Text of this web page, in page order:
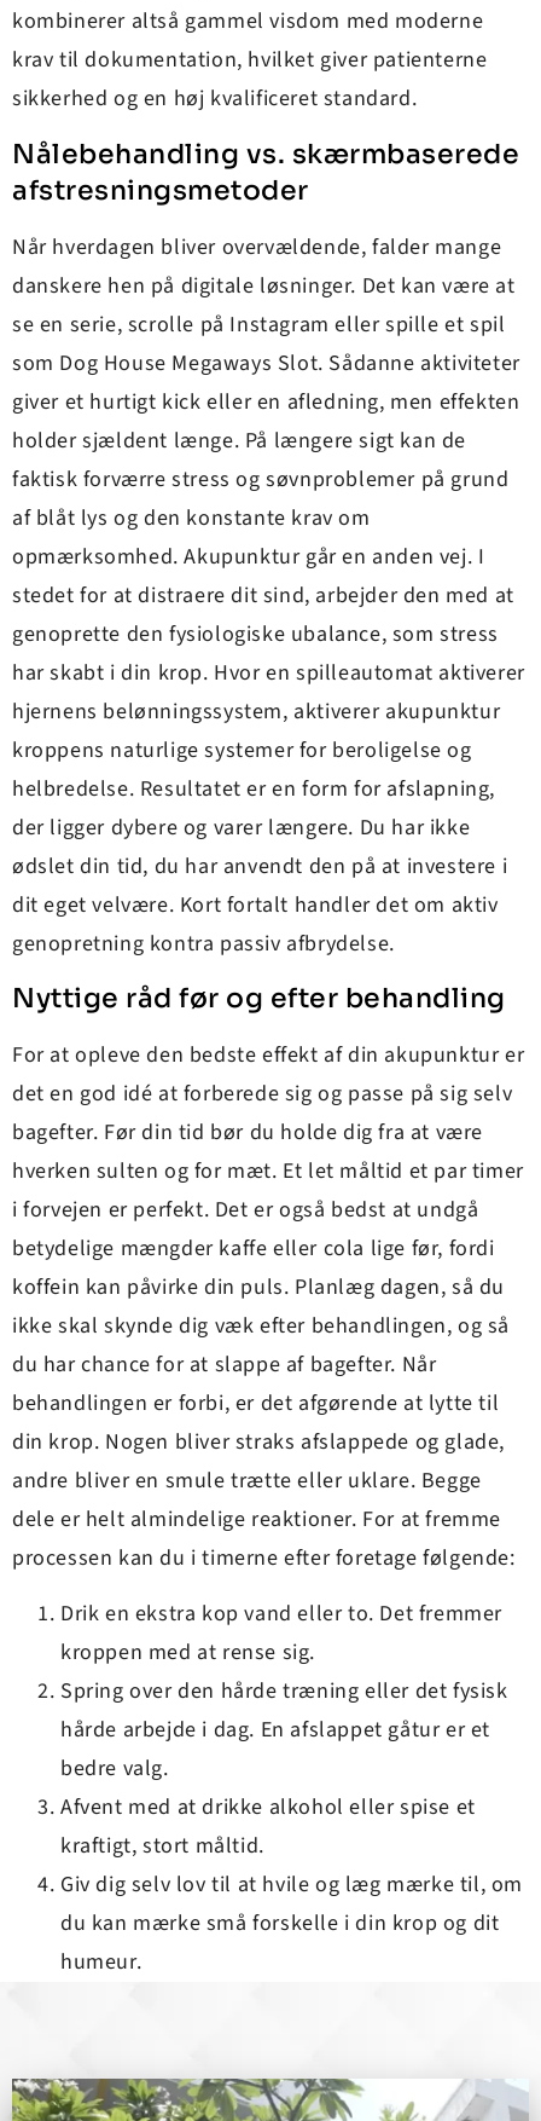
kombinerer altså gammel visdom med moderne
krav til dokumentation, hvilket giver patienterne
sikkerhed og en høj kvalificeret standard.
Nålebehandling vs. skærmbaserede
afstresningsmetoder
Når hverdagen bliver overvældende, falder mange
danskere hen på digitale løsninger. Det kan være at
se en serie, scrolle på Instagram eller spille et spil
som Dog House Megaways Slot. Sådanne aktiviteter
giver et hurtigt kick eller en afledning, men effekten
holder sjældent længe. På længere sigt kan de
faktisk forværre stress og søvnproblemer på grund
af blåt lys og den konstante krav om
opmærksomhed. Akupunktur går en anden vej. I
stedet for at distraere dit sind, arbejder den med at
genoprette den fysiologiske ubalance, som stress
har skabt i din krop. Hvor en spilleautomat aktiverer
hjernens belønningssystem, aktiverer akupunktur
kroppens naturlige systemer for beroligelse og
helbredelse. Resultatet er en form for afslapning,
der ligger dybere og varer længere. Du har ikke
ødslet din tid, du har anvendt den på at investere i
dit eget velvære. Kort fortalt handler det om aktiv
genopretning kontra passiv afbrydelse.
Nyttige råd før og efter behandling
For at opleve den bedste effekt af din akupunktur er
det en god idé at forberede sig og passe på sig selv
bagefter. Før din tid bør du holde dig fra at være
hverken sulten og for mæt. Et let måltid et par timer
i forvejen er perfekt. Det er også bedst at undgå
betydelige mængder kaffe eller cola lige før, fordi
koffein kan påvirke din puls. Planlæg dagen, så du
ikke skal skynde dig væk efter behandlingen, og så
du har chance for at slappe af bagefter. Når
behandlingen er forbi, er det afgørende at lytte til
din krop. Nogen bliver straks afslappede og glade,
andre bliver en smule trætte eller uklare. Begge
dele er helt almindelige reaktioner. For at fremme
processen kan du i timerne efter foretage følgende:
Drik en ekstra kop vand eller to. Det fremmer
kroppen med at rense sig.
Spring over den hårde træning eller det fysisk
hårde arbejde i dag. En afslappet gåtur er et
bedre valg.
Afvent med at drikke alkohol eller spise et
kraftigt, stort måltid.
Giv dig selv lov til at hvile og læg mærke til, om
du kan mærke små forskelle i din krop og dit
humeur.